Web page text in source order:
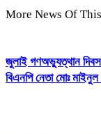
More News Of
জুলাই গণঅভ্যুত্থান দিবস
বিএনপি নেতা মোঃ